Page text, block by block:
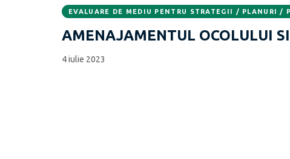
CATEGORIA:
EVALUARE DE MEDIU PENTRU STRATEGII / PLANURI /
AMENAJAMENTUL OCOLULUI
Data
publicării:
4 iulie 2023